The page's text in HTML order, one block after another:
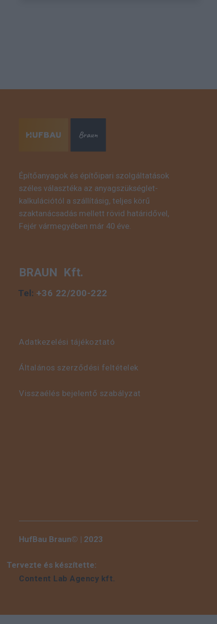
Építőanyagok és építőipari szolgáltatások
széles választéka az anyagszükséglet-
kalkulációtól a szállításig, teljes körű
szaktanácsadás mellett rövid határidővel,
Fejér vármegyében már 40 éve.
BRAUN Kft.
Tel: +36 22/200-222
Adatkezelési tájékoztató
Általános szerződési feltételek
Visszaélés bejelentő szabályzat
HufBau Braun© | 2023
Tervezte és készítette:
Content Lab Agency kft.